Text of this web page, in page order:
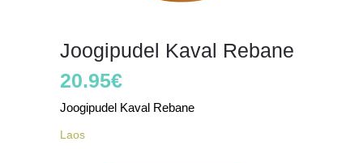
Joogipudel Kaval Rebane
20.95€
Joogipudel Kaval Rebane
Laos